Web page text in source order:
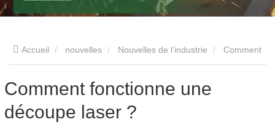
Accueil nouvelles Nouvelles de l’industrie
Comment fonctionne une
découpe laser ?